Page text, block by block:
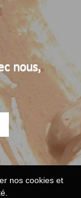
nous,
nos cookies et